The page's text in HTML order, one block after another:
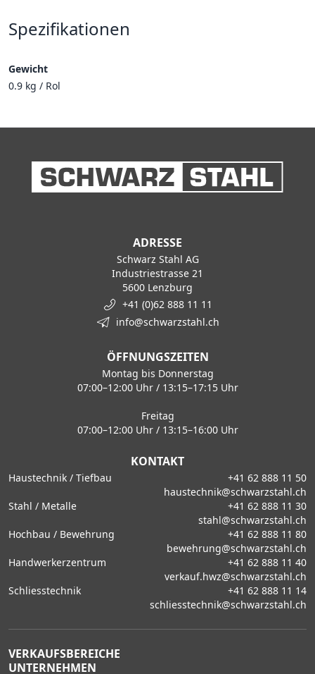
Spezifikationen
Gewicht
0.9 kg / Rol
ADRESSE
Schwarz Stahl AG
Industriestrasse 21
5600 Lenzburg
+41 (0)62 888 11 11
info@schwarzstahl.ch
ÖFFNUNGSZEITEN
Montag bis Donnerstag
07:00–12:00 Uhr / 13:15–17:15 Uhr
Freitag
07:00–12:00 Uhr / 13:15–16:00 Uhr
KONTAKT
Haustechnik / Tiefbau
+41 62 888 11 50
haustechnik@schwarzstahl.ch
Stahl / Metalle
+41 62 888 11 30
stahl@schwarzstahl.ch
Hochbau / Bewehrung
+41 62 888 11 80
bewehrung@schwarzstahl.ch
Handwerkerzentrum
+41 62 888 11 40
verkauf.hwz@schwarzstahl.ch
Schliesstechnik
+41 62 888 11 14
schliesstechnik@schwarzstahl.ch
VERKAUFSBEREICHE
UNTERNEHMEN